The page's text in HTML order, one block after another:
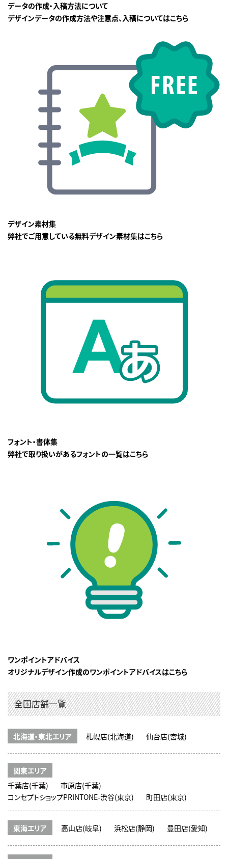
データの作成・入稿方法について
デザインデータの作成方法や注意点、入稿についてはこちら
デザイン素材集
弊社でご用意している無料デザイン素材集はこちら
フォント・書体集
弊社で取り扱いがあるフォントの一覧はこちら
ワンポイントアドバイス
オリジナルデザイン作成のワンポイントアドバイスはこちら
全国店舗一覧
北海道・東北エリア 札幌店(北海道) 仙台店(宮城)
関東エリア
千葉店(千葉)
市原店(千葉)
コンセプトショップPRINTONE-渋谷(東京)
町田店(東京)
東海エリア 高山店(岐阜) 浜松店(静岡) 豊田店(愛知)